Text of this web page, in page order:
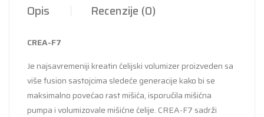
Opis Recenzije (0)
CREA-F7
Je najsavremeniji kreatin ćelijski volumizer proizveden sa
više fusion sastojcima sledeće generacije kako bi se
maksimalno povećao rast mišića, isporučila mišićna
pumpa i volumizovale mišićne ćelije. CREA-F7 sadrži